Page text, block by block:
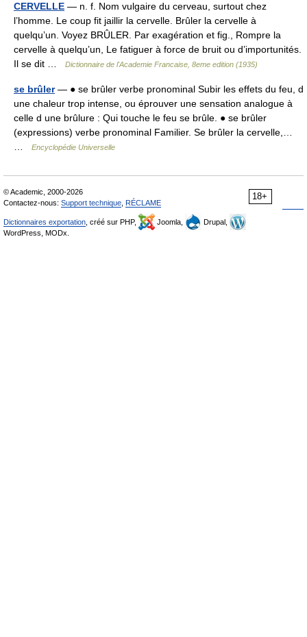
CERVELLE — n. f. Nom vulgaire du cerveau, surtout chez
l’homme. Le coup fit jaillir la cervelle. Brûler la cervelle à
quelqu’un. Voyez BRÛLER. Par exagération et fig., Rompre la
cervelle à quelqu’un, Le fatiguer à force de bruit ou d’importunités.
Il se dit …
Dictionnaire de l'Academie Francaise, 8eme edition (1935)
se brûler— ● se brûler verbe pronominal Subir les effets du feu, d
une chaleur trop intense, ou éprouver une sensation analogue à
celle d une brûlure : Qui touche le feu se brûle. ● se brûler
(expressions) verbe pronominal Familier. Se brûler la cervelle,…
Encyclopédie Universelle
18+
© Academic, 2000-2026
Contactez-nous: Support technique RÉCLAME
Dictionnaires exportation , créé sur PHP, Joomla,
Drupal,
WordPress, MODx.